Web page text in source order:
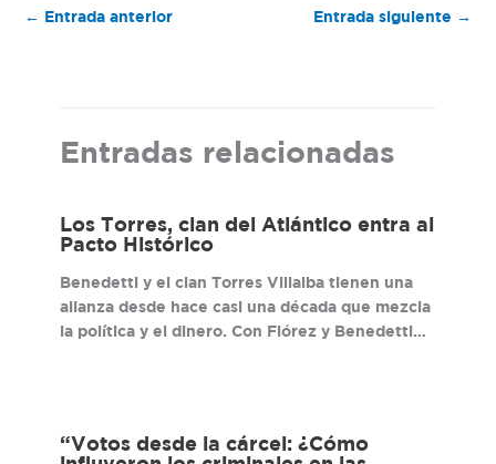
← Entrada anterior Entrada siguiente →
Entradas relacionadas
Los Torres, clan del Atlántico entra al
Pacto Histórico
Benedetti y el clan Torres Villalba tienen una
alianza desde hace casi una década que mezcla
la política y el dinero. Con Flórez y Benedetti…
“Votos desde la cárcel: ¿Cómo